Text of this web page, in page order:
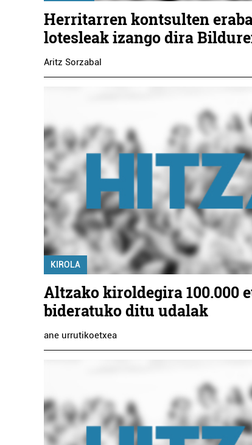
Herritarren kontsulten
lotesleak izango dira
Aritz Sorzabal
KIROLA
Altzako kiroldegira 100.000
bideratuko ditu udalak
ane urrutikoetxea